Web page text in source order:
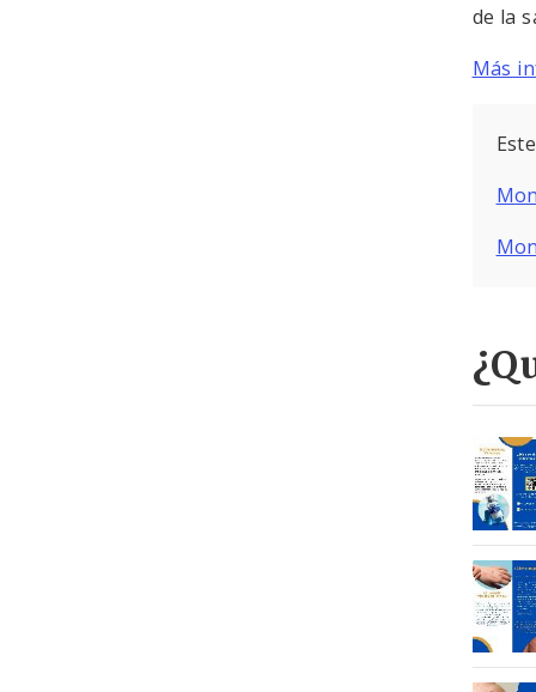
de la
Más